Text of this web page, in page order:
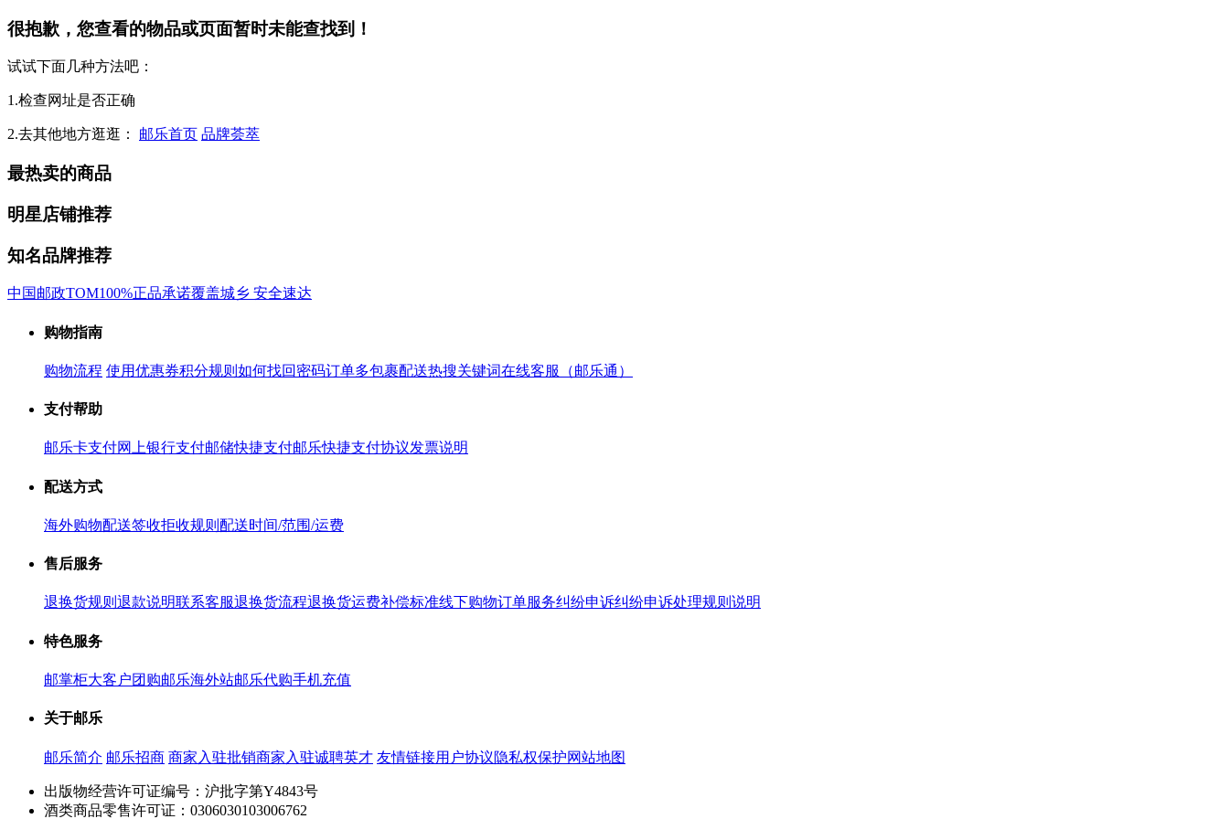
很抱歉，您查看的物品或页面暂时未能查找到！
试试下面几种方法吧：
1.检查网址是否正确
2.去其他地方逛逛： 邮乐首页 品牌荟萃
最热卖的商品
明星店铺推荐
知名品牌推荐
中国邮政TOM100%正品承诺覆盖城乡 安全速达
购物指南
购物流程 使用优惠券积分规则 如何找回密码订单多包裹配送热搜关键词在线客服（邮乐通）
支付帮助
邮乐卡支付网上银行支付邮储快捷支付邮乐快捷支付协议发票说明
配送方式
海外购物配送签收拒收规则 配送时间/范围/运费
售后服务
退换货规则 退款说明联系客服退换货流程退换货运费补偿标准线下购物订单服务纠纷申诉纠纷申诉处理规则说明
特色服务
邮掌柜大客户团购邮乐海外站邮乐代购手机充值
关于邮乐
邮乐简介 邮乐招商 商家入驻批销商家入驻诚聘英才 友情链接用户协议隐私权保护网站地图
出版物经营许可证编号：沪批字第Y4843号
酒类商品零售许可证：0306030103006762